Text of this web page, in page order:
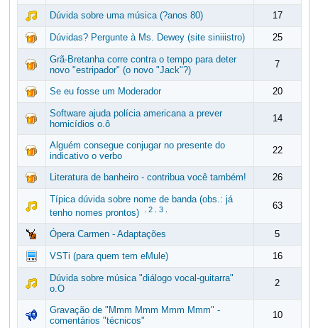
Dúvida sobre uma música (?anos 80) 17
Dúvidas? Pergunte à Ms. Dewey (site siniiistro) 25
Grã-Bretanha corre contra o tempo para deter
novo "estripador" (o novo "Jack"?)
7
Se eu fosse um Moderador 20
Software ajuda polícia americana a prever
homicídios o.ô
14
Alguém consegue conjugar no presente do
indicativo o verbo
22
Literatura de banheiro - contribua você também! 26
Típica dúvida sobre nome de banda (obs.: já
tenho nomes prontos)
2. 3. 63
Ópera Carmen - Adaptações 5
VSTi (para quem tem eMule) 16
Dúvida sobre música "diálogo vocal-guitarra"
o.O
2
Gravação de "Mmm Mmm Mmm Mmm" -
comentários "técnicos"
10